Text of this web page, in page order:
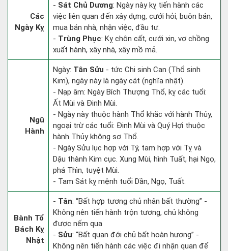
Các
Ngày Kỵ
- Sát Chủ Dương: Ngày này kỵ tiến hành các
việc liên quan đến xây dựng, cưới hỏi, buôn bán,
mua bán nhà, nhận việc, đầu tư.
- Trùng Phục: Kỵ chôn cất, cưới xin, vợ chồng
xuất hành, xây nhà, xây mồ mả.
Ngũ
Hành
Ngày: Tân Sửu - tức Chi sinh Can (Thổ sinh
Kim), ngày này là ngày cát (nghĩa nhật).
- Nạp âm: Ngày Bích Thượng Thổ, kỵ các tuổi:
Ất Mùi và Đinh Mùi.
- Ngày này thuộc hành Thổ khắc với hành Thủy,
ngoại trừ các tuổi: Đinh Mùi và Quý Hợi thuộc
hành Thủy không sợ Thổ.
- Ngày Sửu lục hợp với Tý, tam hợp với Tỵ và
Dậu thành Kim cục. Xung Mùi, hình Tuất, hại Ngọ,
phá Thìn, tuyệt Mùi.
- Tam Sát kỵ mệnh tuổi Dần, Ngọ, Tuất.
Bành Tổ
Bách Kỵ
Nhật
- Tân: “Bất hợp tương chủ nhân bất thường” -
Không nên tiến hành trộn tương, chủ không
được nếm qua
- Sửu: “Bất quan đới chủ bất hoàn hương” -
Không nên tiến hành các việc đi nhận quan để